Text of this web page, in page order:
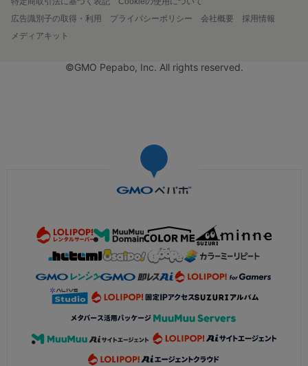
広告識別子の取得・利用
プライバシーポリシー 会社概要
採用情報
メディアキット
©GMO Pepabo, Inc. All rights reserved.